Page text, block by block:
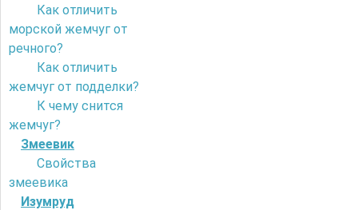
Как отличить
морской жемчуг от
речного?
Как отличить
жемчуг от подделки?
К чему снится
жемчуг?
Змеевик
Свойства
змеевика
Изумруд